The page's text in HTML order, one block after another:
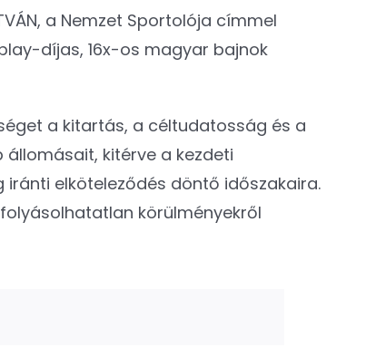
a Nemzet Sportolója címmel
díjas, 16x-os magyar bajnok
a kitartás, a céltudatosság és a
kitérve a kezdeti
elköteleződés döntő időszakaira.
körülményekről